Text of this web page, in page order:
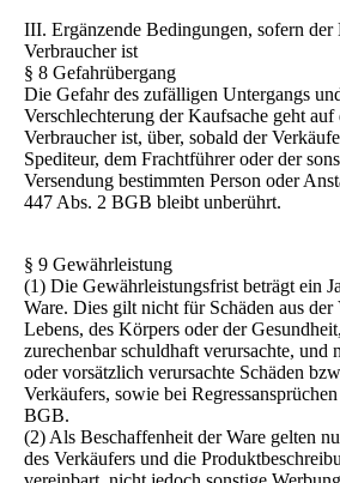
III. Ergänzende Bedingungen, sofern der
Verbraucher ist
§ 8 Gefahrübergang
Die Gefahr des zufälligen Untergangs
Verschlechterung der Kaufsache geht
Verbraucher ist, über, sobald der
Spediteur, dem Frachtführer oder der
Versendung bestimmten Person oder
447 Abs. 2 BGB bleibt unberührt.
§ 9 Gewährleistung
(1) Die Gewährleistungsfrist beträgt ein
Ware. Dies gilt nicht für Schäden aus der
Lebens, des Körpers oder der
zurechenbar schuldhaft verursachte, und
oder vorsätzlich verursachte Schäden
Verkäufers, sowie bei
BGB.
(2) Als Beschaffenheit der Ware gelten
des Verkäufers und die